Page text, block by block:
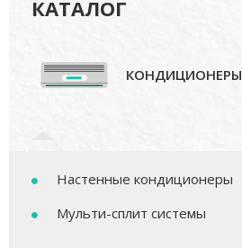
КАТАЛОГ
КОНДИЦИОНЕРЫ
Настенные кондиционеры
Мульти-сплит системы